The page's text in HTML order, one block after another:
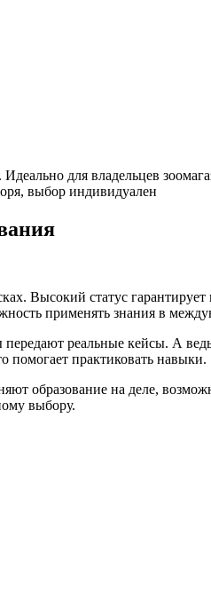
для владельцев
выбор индивидуален
Высокий статус
применять знания в
реальные кейсы. А
помогает практиковать навыки.
образование на деле,
выбору.